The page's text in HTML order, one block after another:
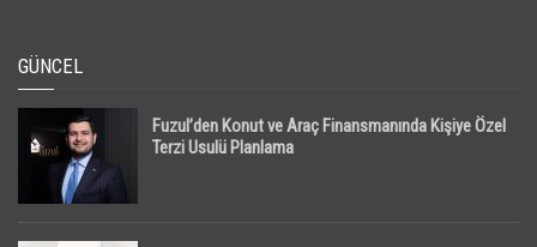
GÜNCEL
Fuzul’den Konut ve Araç Finansmanında Kişiye Özel
Terzi Usulü Planlama